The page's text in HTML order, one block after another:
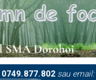
0749.877.802 sau email: